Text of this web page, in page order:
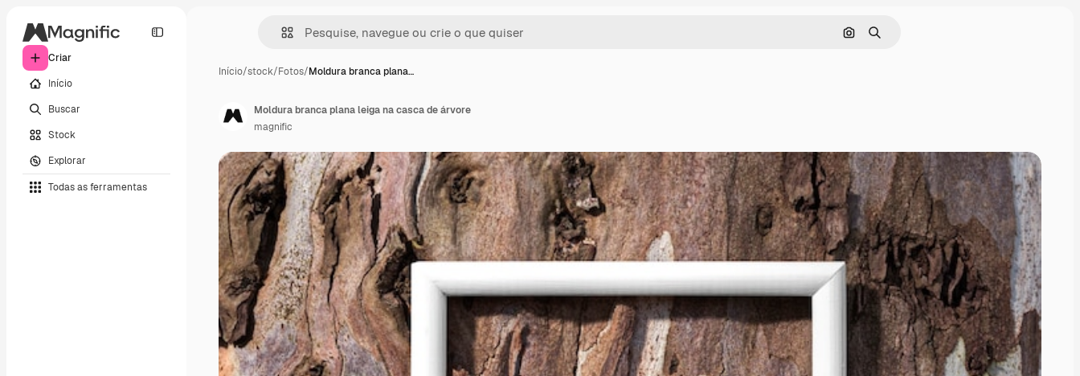
Criar
Início
Buscar
Stock
Explorar
Todas as ferramentas
Pesquisar por imagem
Buscar
Início/stock/Fotos/Moldura branca plana…
Moldura branca plana leiga na casca de árvore
magnific